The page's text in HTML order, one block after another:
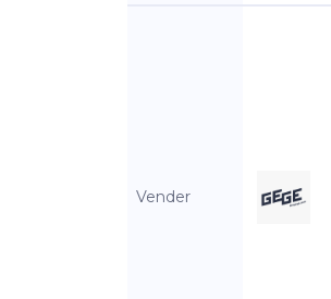
Vender